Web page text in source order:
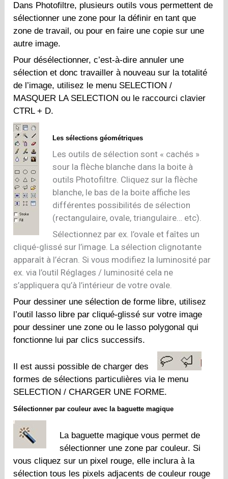
Dans Photofiltre, plusieurs outils vous permettent de
sélectionner une zone pour la définir en tant que
zone de travail, ou pour en faire une copie sur une
autre image.
Pour désélectionner, c’est-à-dire annuler une
sélection et donc travailler à nouveau sur la totalité
de l’image, utilisez le menu SELECTION /
MASQUER LA SELECTION ou le raccourci clavier
CTRL + D.
Les sélections géométriques
Les outils de sélection sont « cachés »
sour la flèche blanche dans la boite à
outils Photofiltre. Cliquez sur la flèche
blanche, le bas de la boite affiche les
différentes possibilités de sélection
(rectangulaire, ovale, triangulaire… etc).
Sélectionnez par ex. l’ovale et faîtes un
cliqué-glissé sur l’image. La sélection clignotante
apparaît à l’écran. Si vous modifiez la luminosité par
ex. via l’outil Réglages / luminosité cela ne
s’appliquera qu’à l’intérieur de votre ovale.
Pour dessiner une sélection de forme libre, utilisez
l’outil lasso libre par cliqué-glissé sur votre image
pour dessiner une zone ou le lasso polygonal qui
fonctionne lui par clics successifs.
Il est aussi possible de charger des
formes de sélections particulières via le menu
SELECTION / CHARGER UNE FORME.
Sélectionner par couleur avec la baguette magique
La baguette magique vous permet de
sélectionner une zone par couleur. Si
vous cliquez sur un pixel rouge, elle inclura à la
sélection tous les pixels adjacents de couleur rouge